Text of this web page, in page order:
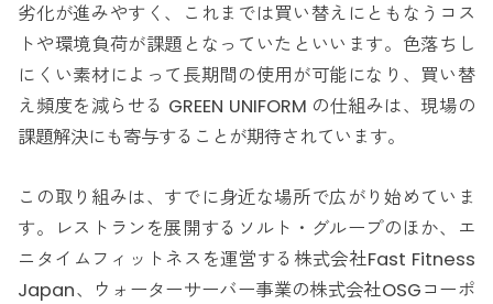
劣化が進みやすく、これまでは買い替えにともなうコス
トや環境負荷が課題となっていたといいます。色落ちし
にくい素材によって長期間の使用が可能になり、買い替
え頻度を減らせる GREEN UNIFORM の仕組みは、現場の
課題解決にも寄与することが期待されています。
この取り組みは、すでに身近な場所で広がり始めていま
す。レストランを展開するソルト・グループのほか、エ
ニタイムフィットネスを運営する株式会社Fast Fitness
Japan、ウォーターサーバー事業の株式会社OSGコーポ